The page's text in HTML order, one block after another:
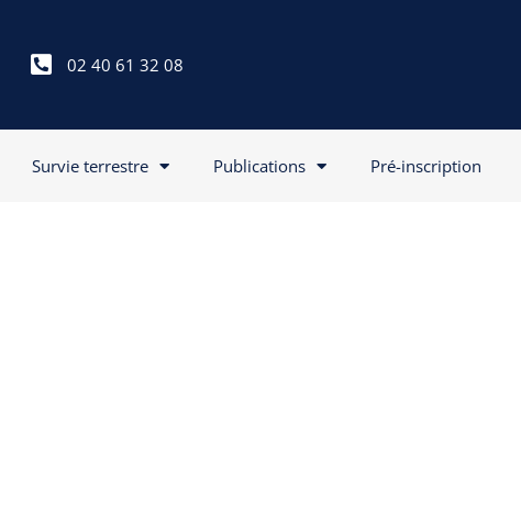
02 40 61 32 08
Survie terrestre Publications Pré-inscription